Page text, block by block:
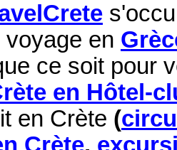
voyage en
ce soit pour
en Hôtel-
en Crète (